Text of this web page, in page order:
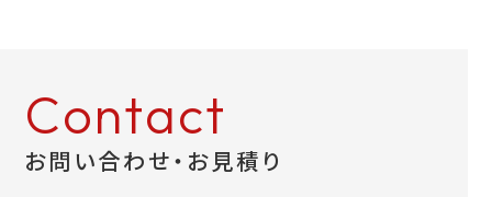
Contact
お問い合わせ・お見積り